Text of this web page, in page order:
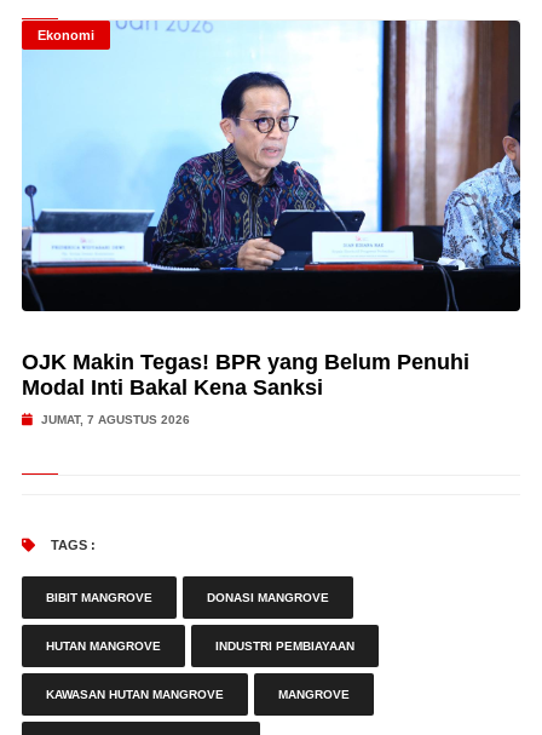
Ekonomi
OJK Makin Tegas! BPR yang Belum Penuhi
Modal Inti Bakal Kena Sanksi
JUMAT, 7 AGUSTUS 2026
TAGS :
BIBIT MANGROVE DONASI MANGROVE
HUTAN MANGROVE INDUSTRI PEMBIAYAAN
KAWASAN HUTAN MANGROVE MANGROVE